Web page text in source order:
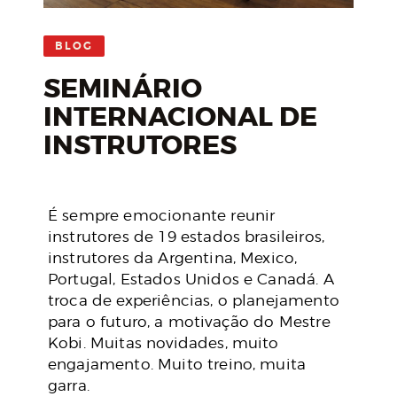
BLOG
SEMINÁRIO
INTERNACIONAL DE
INSTRUTORES
É sempre emocionante reunir
instrutores de 19 estados brasileiros,
instrutores da Argentina, Mexico,
Portugal, Estados Unidos e Canadá. A
troca de experiências, o planejamento
para o futuro, a motivação do Mestre
Kobi. Muitas novidades, muito
engajamento. Muito treino, muita
garra.